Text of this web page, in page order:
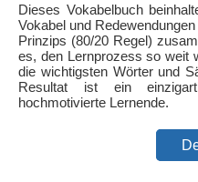
Dieses Vokabelbuch
Vokabel und
Prinzips (80/20 Regel)
es, den Lernprozess so weit
die wichtigsten Wörter und
Resultat ist ein
hochmotivierte Lernende.